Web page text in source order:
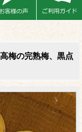
梅の完熟梅、黒点